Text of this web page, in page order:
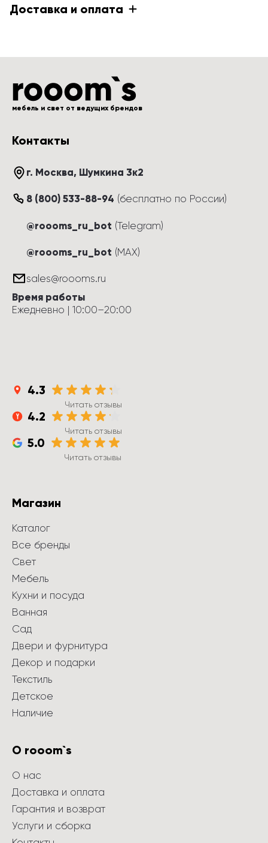
Доставка и оплата
мебель и свет от ведущих брендов
Контакты
г. Москва, Шумкина 3к2
8 (800) 533-88-94 (бесплатно по России)
@roooms_ru_bot (Telegram)
@roooms_ru_bot (MAX)
sales@roooms.ru
Время работы
Ежедневно | 10:00–20:00
4.3
Читать отзывы
4.2
Читать отзывы
5.0
Читать отзывы
Магазин
Каталог
Все бренды
Свет
Мебель
Кухни и посуда
Ванная
Сад
Двери и фурнитура
Декор и подарки
Текстиль
Детское
Наличие
О rooom`s
О нас
Доставка и оплата
Гарантия и возврат
Услуги и сборка